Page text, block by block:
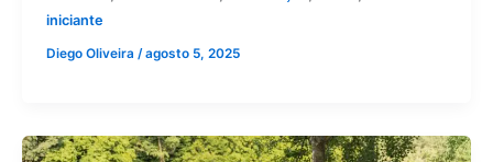
iniciante
Diego Oliveira /agosto 5, 2025
Corrida